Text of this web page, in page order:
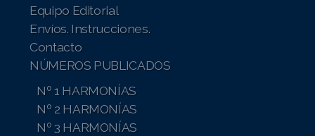
Equipo Editorial
Envíos. Instrucciones.
Contacto
NÚMEROS PUBLICADOS
Nº 1 HARMONÍAS
Nº 2 HARMONÍAS
Nº 3 HARMONÍAS